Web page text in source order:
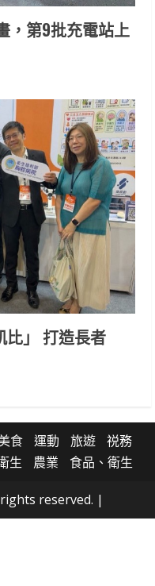
，第9批充電站上
比」 打造長者
食 運動 旅遊
祱務
生 農業 食品、衛生
reserved. |